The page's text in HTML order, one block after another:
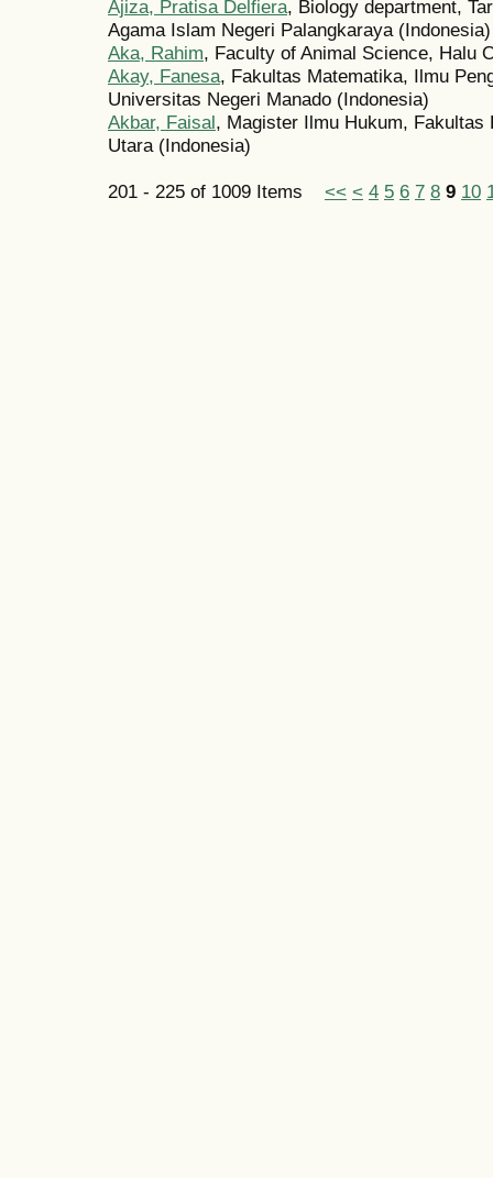
Ajiza, Pratisa Delfiera, Biology department,
Agama Islam Negeri Palangkaraya (Indonesia)
Aka, Rahim, Faculty of Animal Science, Halu
Akay, Fanesa, Fakultas Matematika, Ilmu
Universitas Negeri Manado (Indonesia)
Akbar, Faisal, Magister Ilmu Hukum,
Utara (Indonesia)
201 - 225 of 1009 Items << < 4 5 6 7 8 9 10